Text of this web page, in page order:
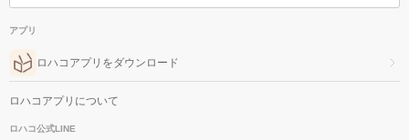
アプリ
ロハコアプリをダウンロード
ロハコアプリについて
ロハコ公式LINE